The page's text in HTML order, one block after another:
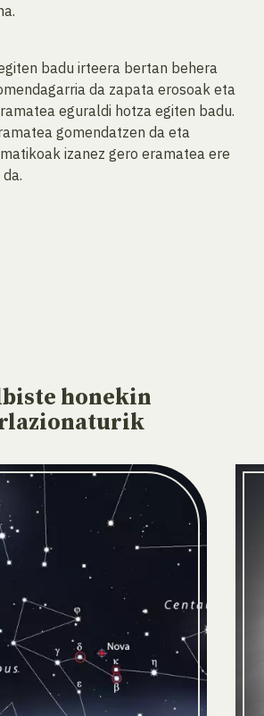
badu irteera bertan behera
da zapata erosoak eta
eguraldi hotza egiten badu.
gomendatzen da eta
izanez gero eramatea ere
honekin